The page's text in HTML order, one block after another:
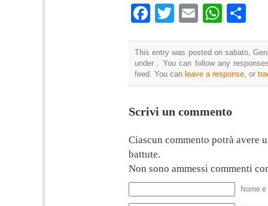
Facebook
TwitterEmail
This entry was posted on sabato,
under . You can follow any
feed. You can leave a response , or
Scrivi un commento
Ciascun commento potrà avere
battute.
Non sono ammessi commenti
Nome